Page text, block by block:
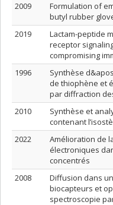
2009
Formulation of
butyl rubber
2019
Lactam-peptide
receptor
compromising
1996
Synthèse
de thiophène et
par diffraction
2010
Synthèse et
contenant
2022
Amélioration de
électroniques
concentrés
2008
Diffusion dans
biocapteurs et
spectroscopie